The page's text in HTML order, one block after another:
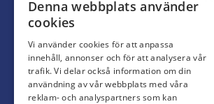
Köpvillkor
Ljusgenomsläpp
Portar
Denna webbplats använder
cookies
Vi använder cookies för att anpassa
innehåll, annonser och för att analysera vår
trafik. Vi delar också information om din
användning av vår webbplats med våra
reklam- och analyspartners som kan